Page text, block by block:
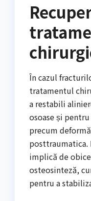
În cazul
tratamentul
a restabili
osoase și
precum
posttraumatica.
implică de
osteosinteză,
pentru a